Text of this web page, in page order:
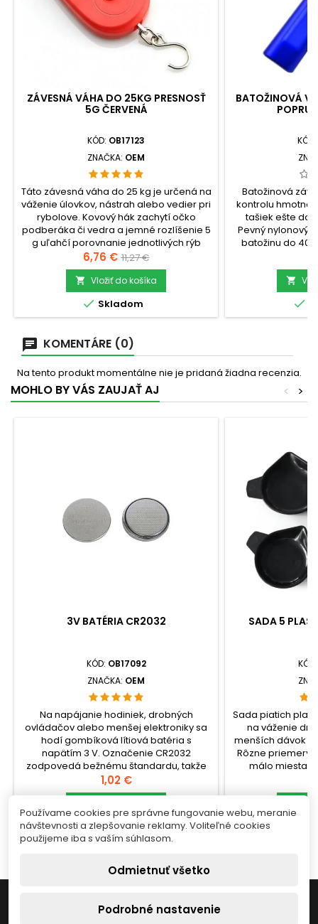
ZÁVESNÁ VÁHA DO 25KG PRESNOSŤ
5G ČERVENÁ
KÓD: OB17123
ZNAČKA: OEM
Táto závesná váha do 25 kg je určená na
váženie úlovkov, nástrah alebo vedier pri
rybolove. Kovový hák zachytí očko
podberáka či vedra a jemné rozlíšenie 5
g uľahčí porovnanie jednotlivých rýb
alebo nastavenie limitu pri púšťaní
menších kusov.check_circleVáživosť: 25
kgcheck_circleRozlíšenie: 5
gcheck_circleFunkcie:
TAREcheck_circleNapájanie: 1×...
Cena
6,76 € Základná
cena
11,27 €
 Vložiť do košíka
 Skladom
BATOŽINOVÁ
KÓD:
Batožinová
kontrolu
tašiek ešte
Pevný nylonový
batožinu do 40


KOMENTÁRE (0)
Na tento produkt momentálne nie je pridaná žiadna recenzia.
MOHLO BY VÁS ZAUJAŤ AJ >
<
3V BATÉRIA CR2032
KÓD: OB17092
ZNAČKA: OEM
Na napájanie hodiniek, drobných
ovládačov alebo menšej elektroniky sa
hodí gombíková lítiová batéria s
napätím 3 V. Označenie CR2032
zodpovedá bežnému štandardu, takže
pri výmene stačí sledovať požadovaný
typ článku v špecifikácii
gombíková batéria CR2032, 3
Vcheck_circleKompatibilita: ECR2032,
KCR2032, BR2032, LM2032,...
Cena
1,02 €
Skladom
SADA 5
Sada piatich
na váženie
menších dávok
Rôzne priemery
málo miesta
materiálu, aby
Používame cookies pre správne fungovanie webu, meranie
návštevnosti a zlepšovanie reklamy. Voliteľné cookies
použijeme iba s vaším súhlasom.
Odmietnuť všetko
Podrobné nastavenie